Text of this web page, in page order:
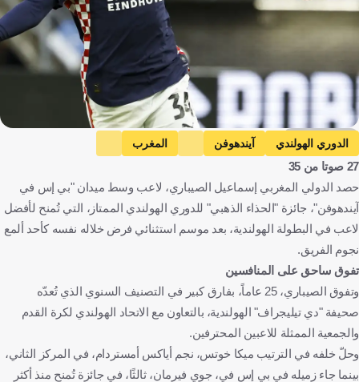
Getty Images
الدوري الهولندي آيندهوفن
المغرب
إسماعيل صيباري27 صوتا من 35
حصد الدولي المغربي إسماعيل الصيباري، لاعب وسط ميدان "بي إس في
آيندهوفن"، جائزة "الحذاء الذهبي" للدوري الهولندي الممتاز، التي تُمنح لأفضل
لاعب في البطولة الهولندية، بعد موسم استثنائي فرض خلاله نفسه كأحد ألمع
نجوم الفريق.
تفوق ساحق على المنافسين
وتفوق الصيباري، 25 عاماً، بفارق كبير في التصنيف السنوي الذي تُعدّه
صحيفة "دي تيليجراف" الهولندية، بالتعاون مع الاتحاد الهولندي لكرة القدم
والجمعية الممثلة للاعبين المحترفين.
وحلّ خلفه في الترتيب ميكا خوتس، نجم أياكس أمستردام، في المركز الثاني،
بينما جاء زميله في بي إس في، جوي فيرمان، ثالثًا، في جائزة تُمنح منذ أكثر